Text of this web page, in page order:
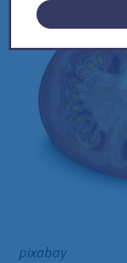
pixabay